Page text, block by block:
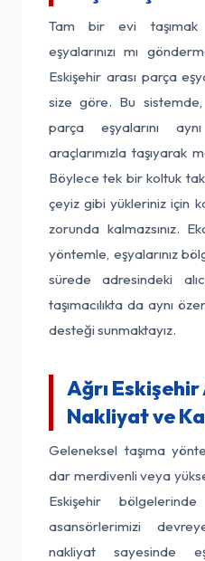
Tam bir evi
eşyalarınızı mı
Eskişehir arası parça
size göre. Bu
parça eşyalarını
araçlarımızla taşıyarak
Böylece tek bir koltuk
çeyiz gibi yükleriniz için
zorunda kalmazsınız.
yöntemle, eşyalarınız
sürede adresindeki
taşımacılıkta da aynı
desteği sunmaktayız.
Ağrı
Nakliyat ve
Geleneksel taşıma
dar merdivenli veya
Eskişehir
asansörlerimizi
nakliyat sayesinde